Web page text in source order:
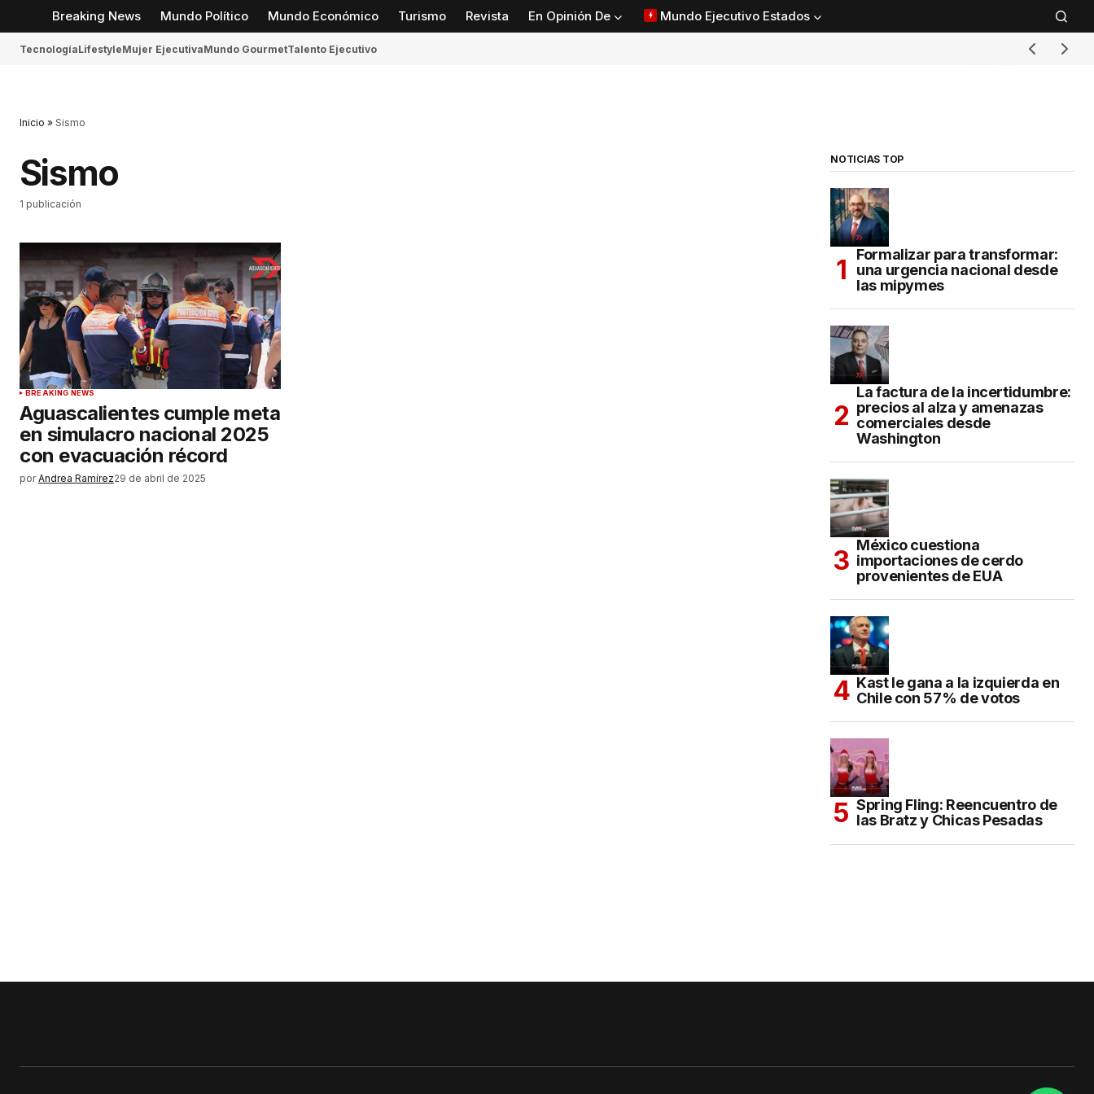
Breaking News Mundo Político Mundo Económico Turismo Revista En Opinión De Mundo Ejecutivo Estados
TecnologíaLifestyleMujer EjecutivaMundo GourmetTalento Ejecutivo
Inicio » Sismo
Sismo
1 publicación
BREAKING NEWS
Aguascalientes cumple meta
en simulacro nacional 2025
con evacuación récord
por Andrea Ramírez29 de abril de 2025
NOTICIAS TOP
Formalizar para transformar:
una urgencia nacional desde
las mipymes
La factura de la incertidumbre:
precios al alza y amenazas
comerciales desde
Washington
México cuestiona
importaciones de cerdo
provenientes de EUA
Kast le gana a la izquierda en
Chile con 57% de votos
Spring Fling: Reencuentro de
las Bratz y Chicas Pesadas